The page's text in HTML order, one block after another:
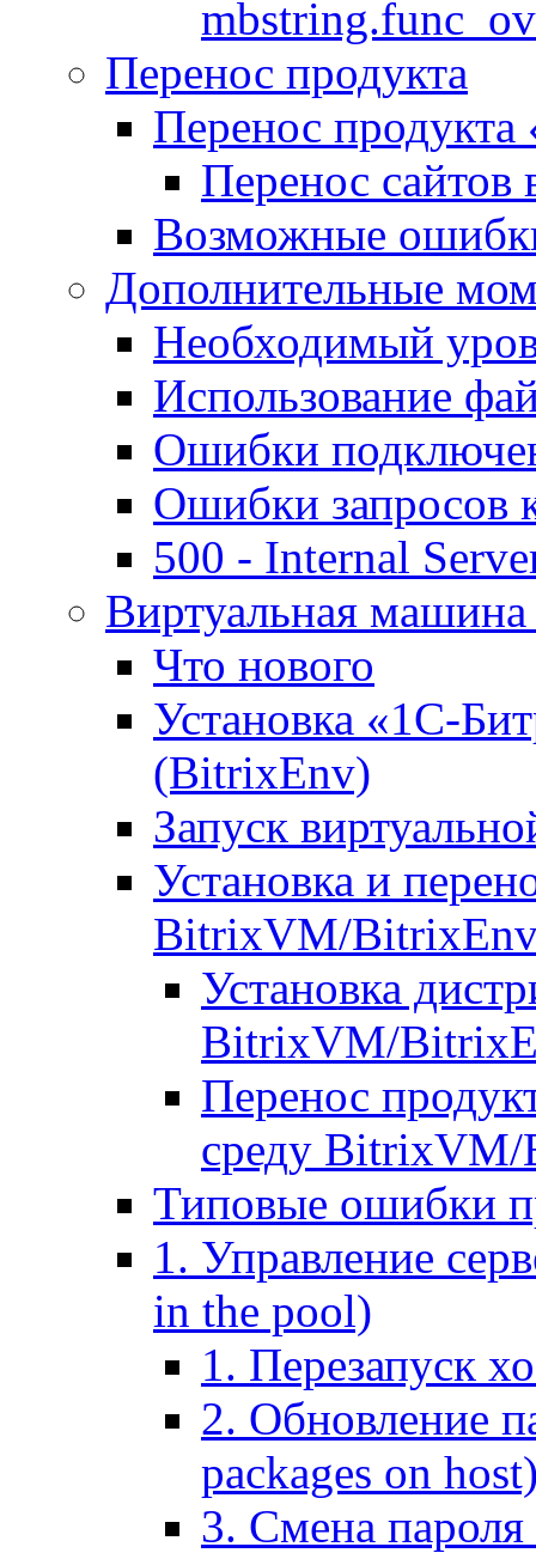
Перенос продукта
Перенос продукта
Перенос сайтов
Возможные
Дополнительные
Необходимый
Использование
Ошибки
Ошибки запросов
500 - Internal
Виртуальная
Что нового
Установка «1С-
(BitrixEnv)
Запуск
Установка и
BitrixVM/
Установка
BitrixVM/
Перенос
среду
Типовые ошибки
1. Управление
in the pool)
1. Перезапуск
2. Обновление
packages on
3. Смена пароля